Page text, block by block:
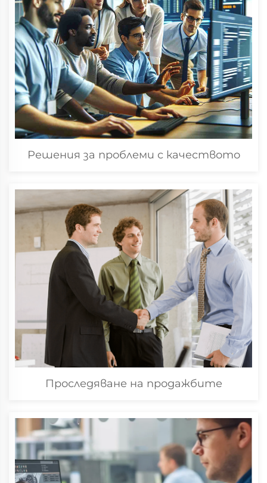
Решения за проблеми с качеството
Проследяване на продажбите